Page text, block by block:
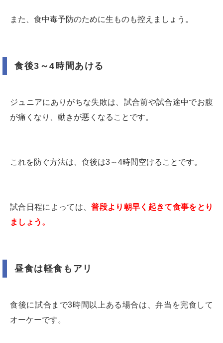
また、食中毒予防のために生ものも控えましょう。
食後3～4時間あける
ジュニアにありがちな失敗は、試合前や試合途中でお腹
が痛くなり、動きが悪くなることです。
これを防ぐ方法は、食後は3～4時間空けることです。
試合日程によっては、普段より朝早く起きて食事をとり
ましょう。
昼食は軽食もアリ
食後に試合まで3時間以上ある場合は、弁当を完食して
オーケーです。